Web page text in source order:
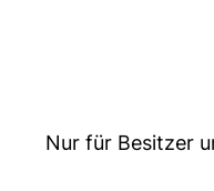
Nur für Besitzer